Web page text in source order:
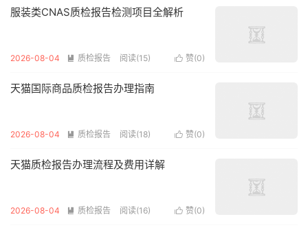
服装类CNAS质检报告检测项目全解析
 赞(0)
2026-08-04  质检报告 阅读(15)
天猫国际商品质检报告办理指南
 赞(0)
2026-08-04  质检报告 阅读(18)
天猫质检报告办理流程及费用详解
 赞(0)
2026-08-04  质检报告 阅读(16)